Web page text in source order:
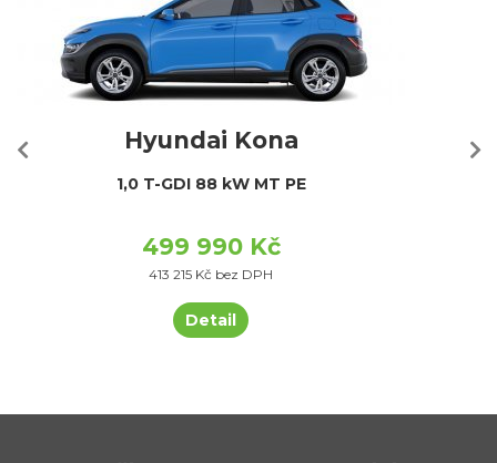
Hyundai Kona
1,0 T-GDI 88 kW MT PE
499 990 Kč
413 215 Kč bez DPH
Detail